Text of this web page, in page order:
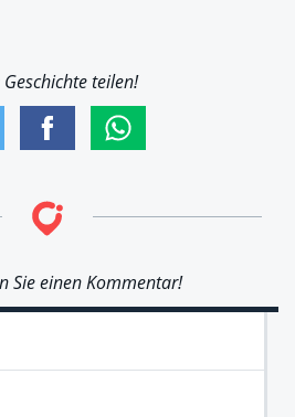
Geschichte teilen!
Sie einen Kommentar!